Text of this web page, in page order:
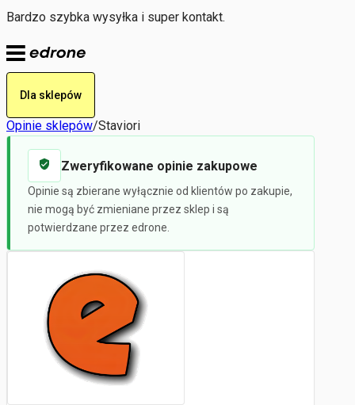
Bardzo szybka wysyłka i super kontakt.
Dla sklepów
Opinie sklepów/Staviori
Zweryfikowane opinie zakupowe
Opinie są zbierane wyłącznie od klientów po zakupie,
nie mogą być zmieniane przez sklep i są
potwierdzane przez edrone.